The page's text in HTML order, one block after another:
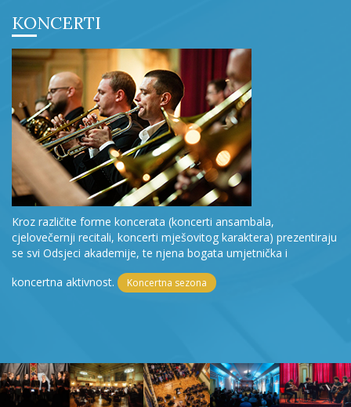
KONCERTI
Kroz različite forme koncerata (koncerti ansambala,
cjelovečernji recitali, koncerti mješovitog karaktera) prezentiraju
se svi Odsjeci akademije, te njena bogata umjetnička i
koncertna aktivnost.
Koncertna sezona